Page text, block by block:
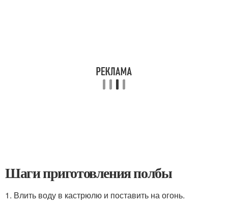
Шаги приготовления полбы
1. Влить воду в кастрюлю и поставить на огонь.